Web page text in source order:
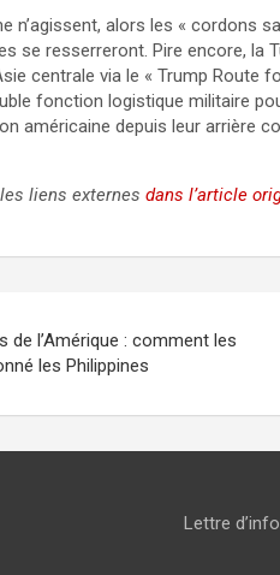
n’agissent, alors les « cordons
se resserreront. Pire encore, la
centrale via le « Trump
fonction logistique militaire
américaine depuis leur arrière
liens externes dans l’article
de l’Amérique : comment les
les Philippines
Lettre